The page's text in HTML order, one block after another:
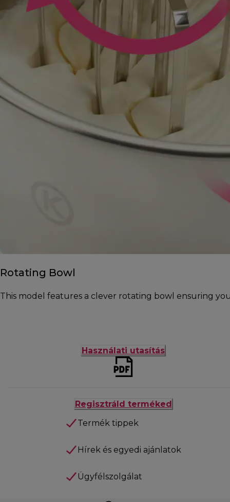
Rotating Bowl
This model features a clever rotating bowl ensuring
Használati utasítás
Regisztráld terméked
Termék tippek
Hírek és egyedi ajánlatok
Ügyfélszolgálat